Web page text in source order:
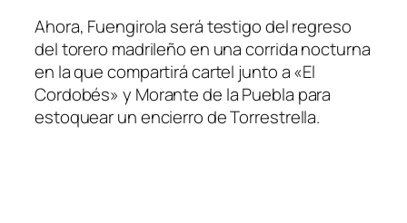
Ahora, Fuengirola será testigo del regreso
del torero madrileño en una corrida nocturna
en la que compartirá cartel junto a «El
Cordobés» y Morante de la Puebla para
estoquear un encierro de Torrestrella.